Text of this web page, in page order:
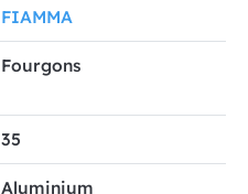
FIAMMA
Fourgons
35
Aluminium